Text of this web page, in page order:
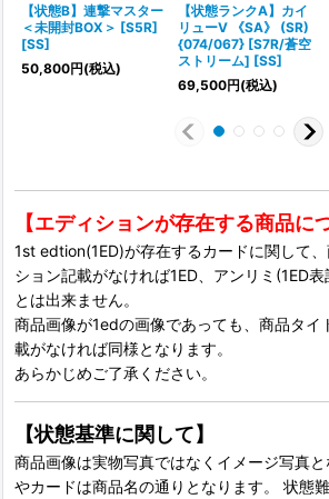
【状態B】連撃マスター
＜未開封BOX＞ [S5R]
[SS]
50,800円(税込)
【状態ランクA】カイ
リューV 《SA》 (SR)
{074/067} [S7R/蒼空
ストリーム] [SS]
69,500円(税込)
【エディションが存在する商品に
1st edtion(1ED)が存在するカードに関して
ション記載がなければ1ED、アンリミ(1ED
とは出来ません。
商品画像が1edの画像であっても、商品タイ
載がなければ同様となります。
あらかじめご了承ください。
【状態基準に関して】
商品画像は実物写真ではなくイメージ写真
やカードは商品名の通りとなります。 状態